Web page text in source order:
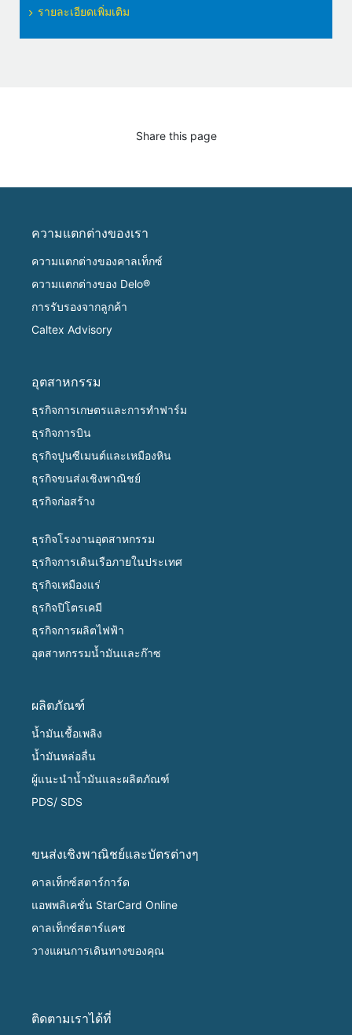
รายละเอียดเพิ่มเติม
Share this page
ความแตกต่างของเรา
ความแตกต่างของคาลเท็กซ์
ความแตกต่างของ Delo®
การรับรองจากลูกค้า
Caltex Advisory
อุตสาหกรรม
ธุรกิจการเกษตรและการทำฟาร์ม
ธุรกิจการบิน
ธุรกิจปูนซีเมนต์และเหมืองหิน
ธุรกิจขนส่งเชิงพาณิชย์
ธุรกิจก่อสร้าง
ธุรกิจโรงงานอุตสาหกรรม
ธุรกิจการเดินเรือภายในประเทศ
ธุรกิจเหมืองแร่
ธุรกิจปิโตรเคมี
ธุรกิจการผลิตไฟฟ้า
อุตสาหกรรมน้ำมันและก๊าซ
ผลิตภัณฑ์
น้ำมันเชื้อเพลิง
น้ำมันหล่อลื่น
ผู้แนะนำน้ำมันและผลิตภัณฑ์
PDS/ SDS
ขนส่งเชิงพาณิชย์และบัตรต่างๆ
คาลเท็กซ์สตาร์การ์ด
แอพพลิเคชั่น StarCard Online
คาลเท็กซ์สตาร์แคช
วางแผนการเดินทางของคุณ
ติดตามเราได้ที่